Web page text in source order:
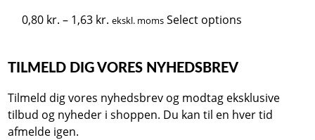
0,80 kr. – 1,63 kr. Prisinterval:
1,63 kr.
ekskl. moms Select options
Mulighederne
kan
TILMELD DIG VORES NYHEDSBREV
Tilmeld dig vores nyhedsbrev og modtag eksklusive
tilbud og nyheder i shoppen. Du kan til en hver tid
afmelde igen.